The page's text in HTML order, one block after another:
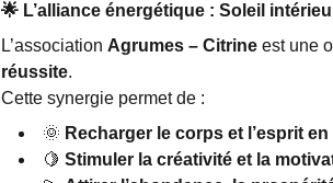
🌟 L’alliance énergétique : Soleil
L’association Agrumes – Citrine est une
réussite.
Cette synergie permet de :
🌞 Recharger le corps et l’esprit
🍋 Stimuler la créativité et la